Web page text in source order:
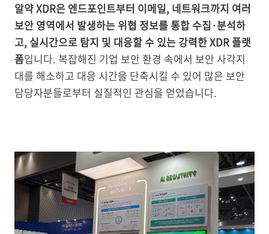
알약 XDR은 엔드포인트부터 이메일, 네트워크까지 여러
보안 영역에서 발생하는 위협 정보를 통합 수집·분석하
고, 실시간으로 탐지 및 대응할 수 있는 강력한 XDR 플랫
폼입니다. 복잡해진 기업 보안 환경 속에서 보안 사각지
대를 해소하고 대응 시간을 단축시킬 수 있어 많은 보안
담당자분들로부터 실질적인 관심을 얻었습니다.